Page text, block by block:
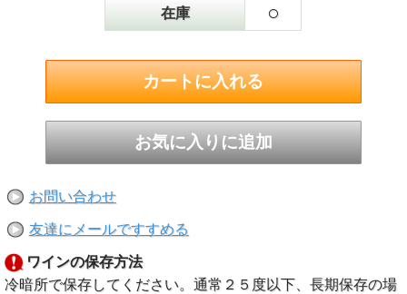
在庫 ○
お問い合わせ
友達にメールですすめる
ワインの保存方法
冷暗所で保存してください。通常２５度以下、長期保存の場